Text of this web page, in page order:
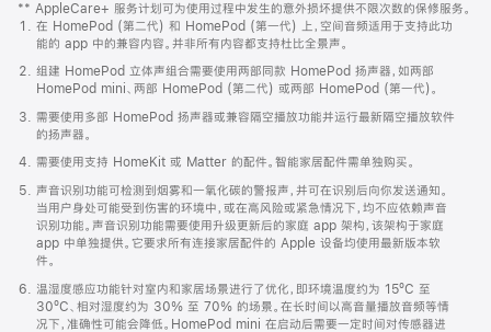
窗
口
中
打
开)
** AppleCare+ 服务计划可为使用过程中发生的意外损坏提供不限次数的保修服务。
在 HomePod (第二代) 和 HomePod (第一代) 上，空间音频适用于支持此功
能的 app 中的兼容内容。并非所有内容都支持杜比全景声。
组建 HomePod 立体声组合需要使用两部同款 HomePod 扬声器，如两部
HomePod mini、两部 HomePod (第二代) 或两部 HomePod (第一代)。
需要使用多部 HomePod 扬声器或兼容隔空播放功能并运行最新隔空播放软件
的扬声器。
需要使用支持 HomeKit 或 Matter 的配件。智能家居配件需单独购买。
声音识别功能可检测到烟雾和一氧化碳的警报声，并可在识别后向你发送通知。
当用户身处可能受到伤害的环境中，或在高风险或紧急情况下，均不应依赖声音
识别功能。声音识别功能需要使用升级更新后的家庭 app 架构，该架构于家庭
app 中单独提供。它要求所有连接家居配件的 Apple 设备均使用最新版本软
件。
温湿度感应功能针对室内和家居场景进行了优化，即环境温度约为 15ºC 至
30ºC、相对湿度约为 30% 至 70% 的场景。在长时间以高音量播放音频等情
况下，准确性可能会降低。HomePod mini 在启动后需要一定时间对传感器进